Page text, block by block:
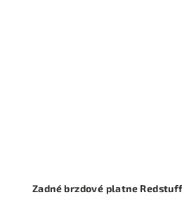
Zadné brzdové platne